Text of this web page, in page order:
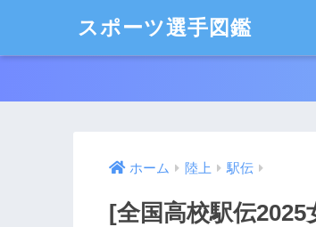
スポーツ選手図鑑
ホーム 陸上 駅伝
[全国高校駅伝